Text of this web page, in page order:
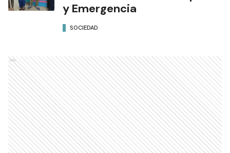
Prácticas de Estudiantes de
Criminalística en la
Subsecretaría de Transporte
SOCIEDAD
Ads